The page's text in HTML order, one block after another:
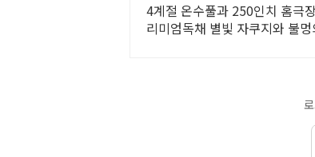
4계절 온수풀과 250인치 홈극
리미엄독채 별빛 자쿠지와 불